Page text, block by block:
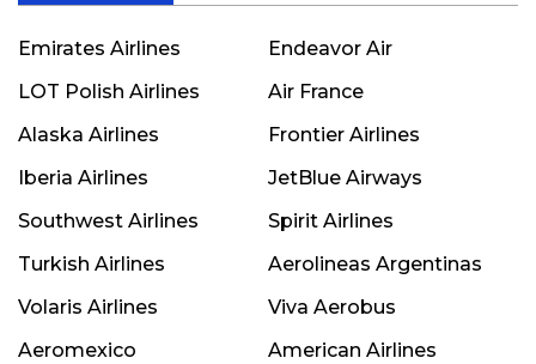
Emirates Airlines
Endeavor Air
LOT Polish Airlines
Air France
Alaska Airlines
Frontier Airlines
Iberia Airlines
JetBlue Airways
Southwest Airlines
Spirit Airlines
Turkish Airlines
Aerolineas Argentinas
Volaris Airlines
Viva Aerobus
Aeromexico
American Airlines